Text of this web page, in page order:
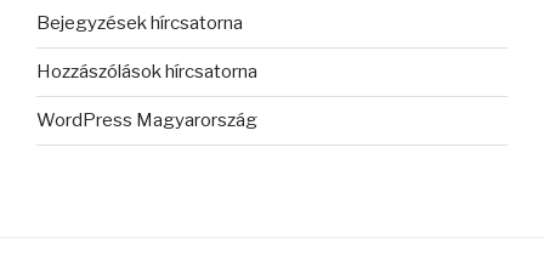
Bejegyzések hírcsatorna
Hozzászólások hírcsatorna
WordPress Magyarország